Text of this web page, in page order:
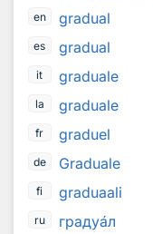
en
gradual
es gradual
it graduale
la graduale
fr graduel
de Graduale
fi graduaali
ru градуал